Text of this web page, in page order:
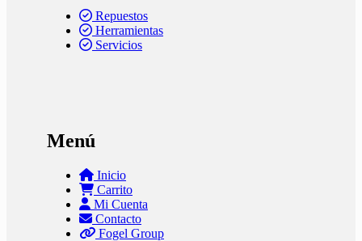
Repuestos
Herramientas
Servicios
Menú
Inicio
Carrito
Mi Cuenta
Contacto
Fogel Group